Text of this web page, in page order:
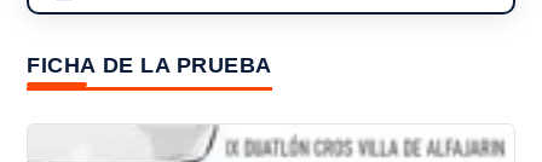
FICHA DE LA PRUEBA